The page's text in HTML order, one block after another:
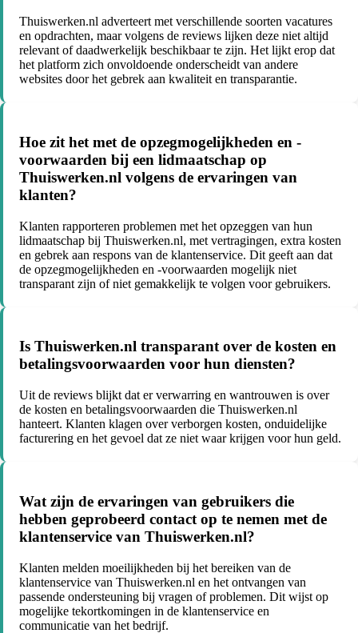
Thuiswerken.nl adverteert met verschillende soorten vacatures
en opdrachten, maar volgens de reviews lijken deze niet altijd
relevant of daadwerkelijk beschikbaar te zijn. Het lijkt erop dat
het platform zich onvoldoende onderscheidt van andere
websites door het gebrek aan kwaliteit en transparantie.
Hoe zit het met de opzegmogelijkheden en -
voorwaarden bij een lidmaatschap op
Thuiswerken.nl volgens de ervaringen van
klanten?
Klanten rapporteren problemen met het opzeggen van hun
lidmaatschap bij Thuiswerken.nl, met vertragingen, extra kosten
en gebrek aan respons van de klantenservice. Dit geeft aan dat
de opzegmogelijkheden en -voorwaarden mogelijk niet
transparant zijn of niet gemakkelijk te volgen voor gebruikers.
Is Thuiswerken.nl transparant over de kosten en
betalingsvoorwaarden voor hun diensten?
Uit de reviews blijkt dat er verwarring en wantrouwen is over
de kosten en betalingsvoorwaarden die Thuiswerken.nl
hanteert. Klanten klagen over verborgen kosten, onduidelijke
facturering en het gevoel dat ze niet waar krijgen voor hun geld.
Wat zijn de ervaringen van gebruikers die
hebben geprobeerd contact op te nemen met de
klantenservice van Thuiswerken.nl?
Klanten melden moeilijkheden bij het bereiken van de
klantenservice van Thuiswerken.nl en het ontvangen van
passende ondersteuning bij vragen of problemen. Dit wijst op
mogelijke tekortkomingen in de klantenservice en
communicatie van het bedrijf.